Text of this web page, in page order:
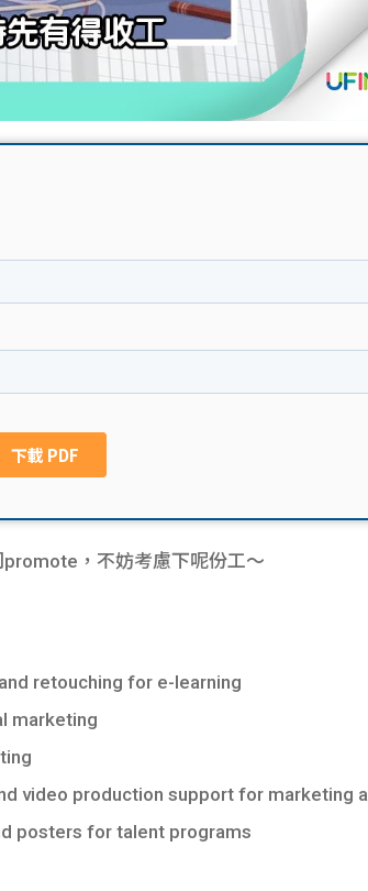
，不妨考慮下呢份工～
retouching for e-learning
marketing
video production support for marketing
posters for talent programs